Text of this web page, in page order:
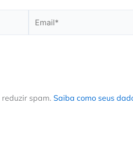
spam. Saiba como seus